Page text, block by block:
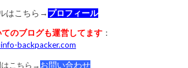
はこちら→ プロフィール
のブログも運営してます ：
backpacker.com
はこちら→お問い合わせ